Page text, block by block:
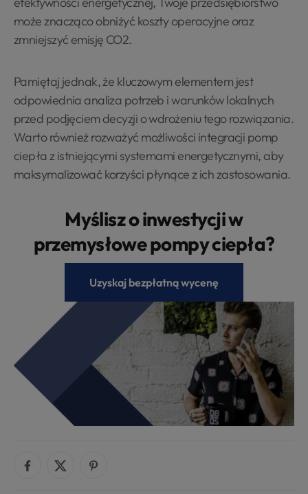
może znacząco obniżyć koszty operacyjne oraz
zmniejszyć emisję CO2.
Pamiętaj jednak, że kluczowym elementem jest
odpowiednia analiza potrzeb i warunków lokalnych
przed podjęciem decyzji o wdrożeniu tego rozwiązania.
Warto również rozważyć możliwości integracji pomp
ciepła z istniejącymi systemami energetycznymi, aby
maksymalizować korzyści płynące z ich zastosowania.
Myślisz o inwestycji w
przemysłowe pompy ciepła?
Uzyskaj bezpłatną wycenę